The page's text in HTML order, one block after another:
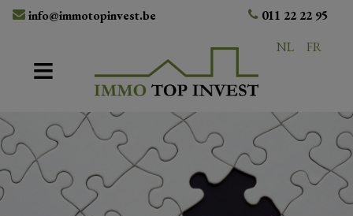
info@immotopinvest.be
011 22 22 95
NL
FR